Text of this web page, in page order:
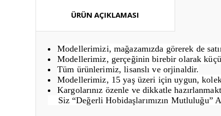
ÜRÜN AÇIKLAMASI
Modellerimizi, mağazamızda görerek de
Modellerimiz, gerçeğinin birebir olarak
Tüm ürünlerimiz, lisanslı ve orjinaldir.
Modellerimiz, 15 yaş üzeri için uygun,
Kargolarınız özenle ve dikkatle
Siz “Değerli Hobidaşlarımızın Mutluluğu”